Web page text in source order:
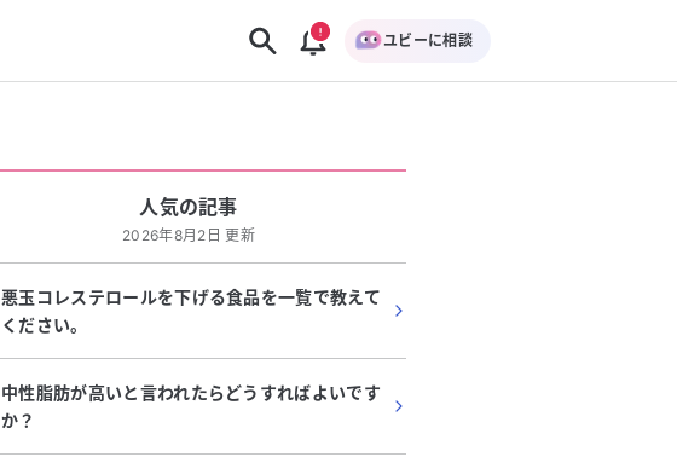
ユビーに相談
人気の記事
2026年8月2日 更新
悪玉コレステロールを下げる食品を一覧で教えて
ください。
中性脂肪が高いと言われたらどうすればよいです
か？